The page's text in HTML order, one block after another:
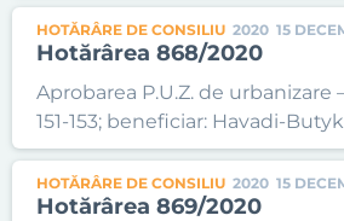
HOTĂRÂRE DE CONSILIU 2020 15
Hotărârea 868/2020
Aprobarea P.U.Z. de urbanizare
151-153; beneficiar: Havadi-
HOTĂRÂRE DE CONSILIU 2020 15
Hotărârea 869/2020